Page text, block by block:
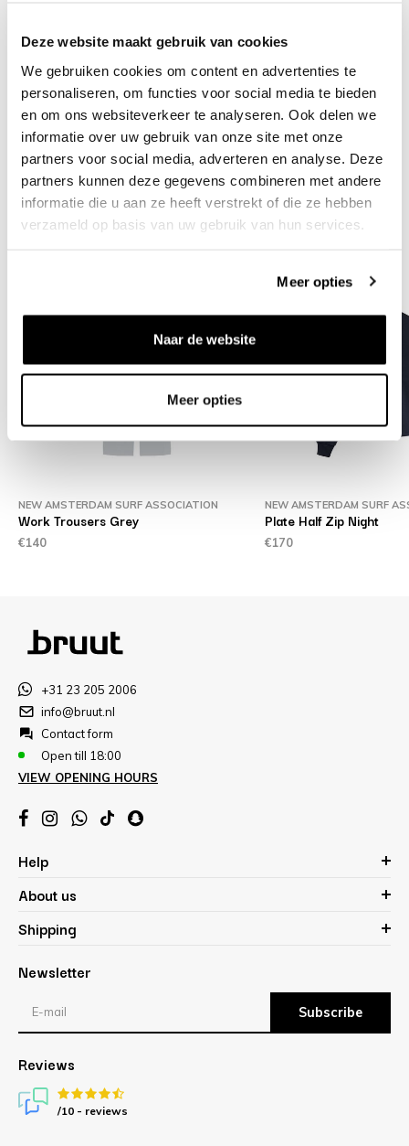
Deze website maakt gebruik van cookies
We gebruiken cookies om content en advertenties te
personaliseren, om functies voor social media te bieden
en om ons websiteverkeer te analyseren. Ook delen we
informatie over uw gebruik van onze site met onze
partners voor social media, adverteren en analyse. Deze
partners kunnen deze gegevens combineren met andere
informatie die u aan ze heeft verstrekt of die ze hebben
verzameld op basis van uw gebruik van hun services.
Meer opties
Naar de website
Meer opties
Need help?We're glad to help
info@bruut.nl Live chat Whatsapp
About this product
Shipment and returns
Related products
NEW AMSTERDAM SURF ASSOCIATION
Work Trousers Grey
€140
NEW AMSTERDAM SURF
Plate Half Zip Night
€170
+31 23 205 2006
info@bruut.nl
Contact form
Open till 18:00
VIEW OPENING HOURS
Help
About us
Shipping
Newsletter
Subscribe
Reviews
/10 - reviews